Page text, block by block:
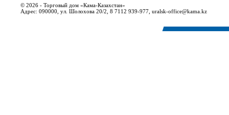
© 2026 - Торговый дом «Кама-Казахстан»
Адрес: 090000, ул. Шолохова 20/2, 8 7112 939-977, uralsk-office@kama.kz